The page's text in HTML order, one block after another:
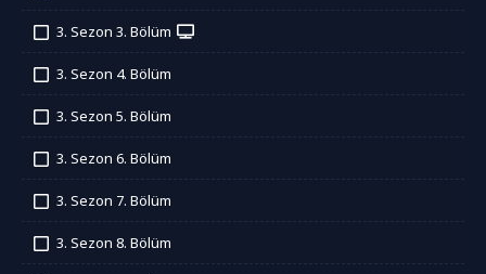
3. Sezon 3. Bölüm
3. Sezon 4. Bölüm
3. Sezon 5. Bölüm
3. Sezon 6. Bölüm
3. Sezon 7. Bölüm
3. Sezon 8. Bölüm